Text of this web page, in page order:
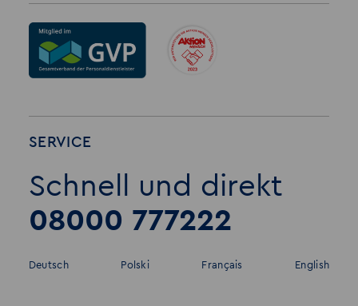
SERVICE
Schnell und direkt
08000 777222
Deutsch Polski Français English